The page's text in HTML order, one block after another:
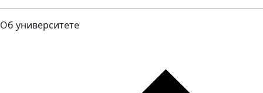
Об университете